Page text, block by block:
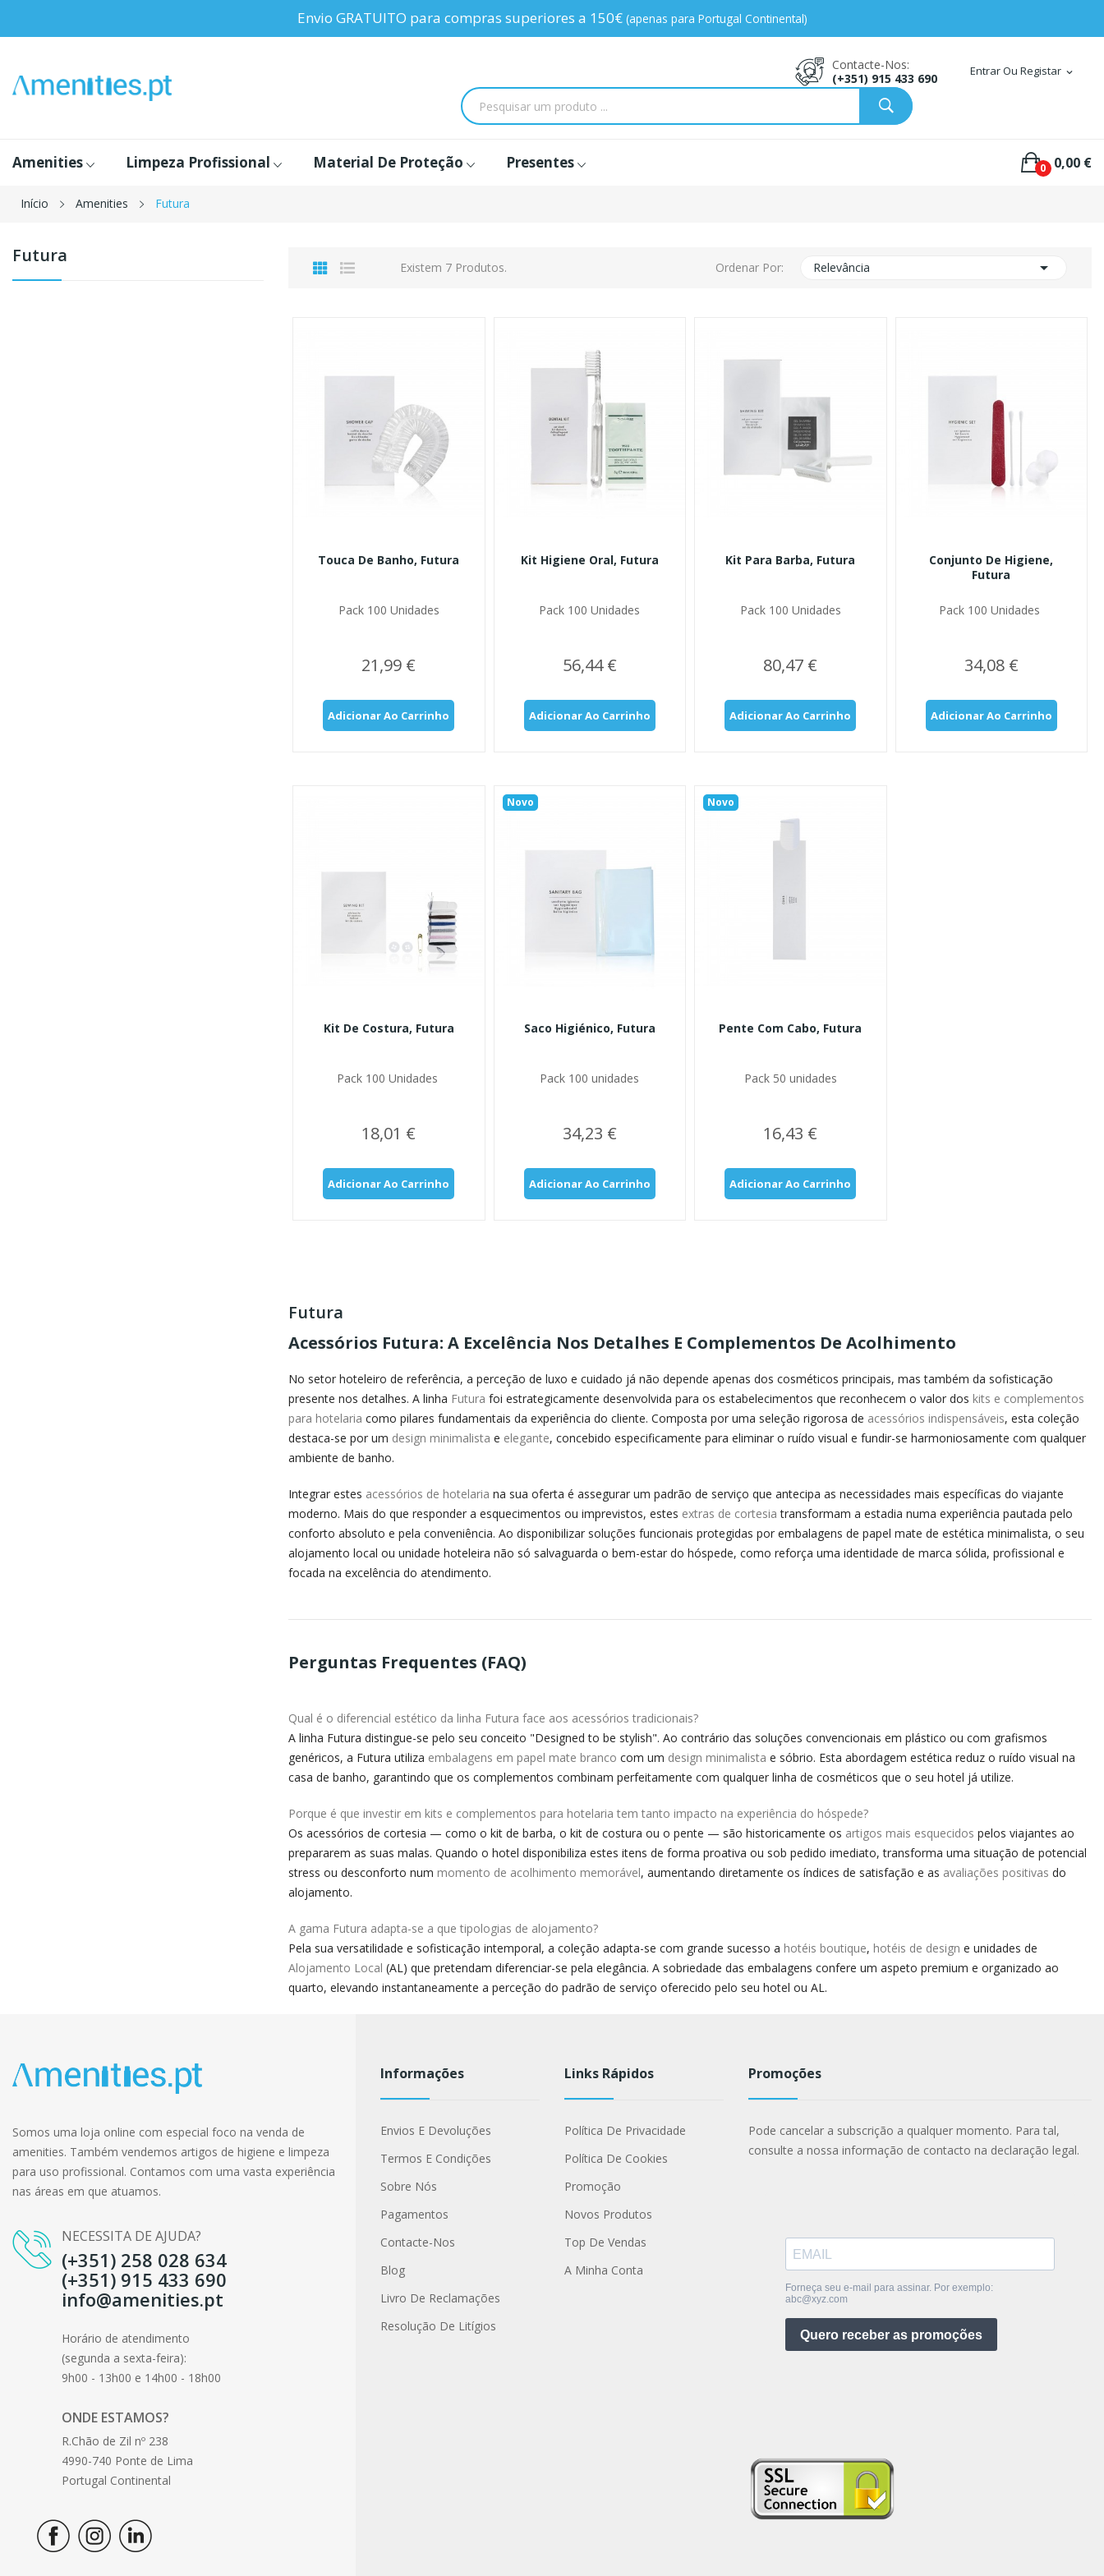
Envio GRATUITO para compras superiores a 150€ (apenas para Portugal Continental)
Entrar Ou Registar expand_more
Contacte-Nos:
(+351) 915 433 690
Amenities Limpeza Profissional Material De Proteção Presentes 0 0,00 €
Início Amenities Futura
Futura
Existem 7 Produtos. Ordenar Por: Relevância 
Touca De Banho, Futura
Pack 100 Unidades
21,99 €
Adicionar Ao Carrinho
Kit Higiene Oral, Futura
Pack 100 Unidades
56,44 €
Adicionar Ao Carrinho
Kit Para Barba, Futura
Pack 100 Unidades
80,47 €
Adicionar Ao Carrinho
Conjunto De Higiene,
Futura
Pack 100 Unidades
34,08 €
Adicionar Ao Carrinho
Kit De Costura, Futura
Pack 100 Unidades
18,01 €
Adicionar Ao Carrinho
Novo
Saco Higiénico, Futura
Pack 100 unidades
34,23 €
Adicionar Ao Carrinho
Novo
Pente Com Cabo, Futura
Pack 50 unidades
16,43 €
Adicionar Ao Carrinho
Futura
Acessórios Futura: A Excelência Nos Detalhes E Complementos De Acolhimento
No setor hoteleiro de referência, a perceção de luxo e cuidado já não depende apenas dos cosméticos principais, mas também da sofisticação
presente nos detalhes. A linha Futura foi estrategicamente desenvolvida para os estabelecimentos que reconhecem o valor dos kits e complementos
para hotelaria como pilares fundamentais da experiência do cliente. Composta por uma seleção rigorosa de acessórios indispensáveis, esta coleção
destaca-se por um design minimalista e elegante, concebido especificamente para eliminar o ruído visual e fundir-se harmoniosamente com qualquer
ambiente de banho.
Integrar estes acessórios de hotelaria na sua oferta é assegurar um padrão de serviço que antecipa as necessidades mais específicas do viajante
moderno. Mais do que responder a esquecimentos ou imprevistos, estes extras de cortesia transformam a estadia numa experiência pautada pelo
conforto absoluto e pela conveniência. Ao disponibilizar soluções funcionais protegidas por embalagens de papel mate de estética minimalista, o seu
alojamento local ou unidade hoteleira não só salvaguarda o bem-estar do hóspede, como reforça uma identidade de marca sólida, profissional e
focada na excelência do atendimento.
Perguntas Frequentes (FAQ)
Qual é o diferencial estético da linha Futura face aos acessórios tradicionais?
A linha Futura distingue-se pelo seu conceito "Designed to be stylish". Ao contrário das soluções convencionais em plástico ou com grafismos
genéricos, a Futura utiliza embalagens em papel mate branco com um design minimalista e sóbrio. Esta abordagem estética reduz o ruído visual na
casa de banho, garantindo que os complementos combinam perfeitamente com qualquer linha de cosméticos que o seu hotel já utilize.
Porque é que investir em kits e complementos para hotelaria tem tanto impacto na experiência do hóspede?
Os acessórios de cortesia — como o kit de barba, o kit de costura ou o pente — são historicamente os artigos mais esquecidos pelos viajantes ao
prepararem as suas malas. Quando o hotel disponibiliza estes itens de forma proativa ou sob pedido imediato, transforma uma situação de potencial
stress ou desconforto num momento de acolhimento memorável, aumentando diretamente os índices de satisfação e as avaliações positivas do
alojamento.
A gama Futura adapta-se a que tipologias de alojamento?
Pela sua versatilidade e sofisticação intemporal, a coleção adapta-se com grande sucesso a hotéis boutique, hotéis de design e unidades de
Alojamento Local (AL) que pretendam diferenciar-se pela elegância. A sobriedade das embalagens confere um aspeto premium e organizado ao
quarto, elevando instantaneamente a perceção do padrão de serviço oferecido pelo seu hotel ou AL.
Somos uma loja online com especial foco na venda de
amenities. Também vendemos artigos de higiene e limpeza
para uso profissional. Contamos com uma vasta experiência
nas áreas em que atuamos.
NECESSITA DE AJUDA?
(+351) 258 028 634
(+351) 915 433 690
info@amenities.pt
Horário de atendimento
(segunda a sexta-feira):
9h00 - 13h00 e 14h00 - 18h00
ONDE ESTAMOS?
R.Chão de Zil nº 238
4990-740 Ponte de Lima
Portugal Continental
Informações
Envios E Devoluções
Termos E Condições
Sobre Nós
Pagamentos
Contacte-Nos
Blog
Livro De Reclamações
Resolução De Litígios
Links Rápidos
Política De Privacidade
Política De Cookies
Promoção
Novos Produtos
Top De Vendas
A Minha Conta
Promoções
Pode cancelar a subscrição a qualquer momento. Para tal,
consulte a nossa informação de contacto na declaração legal.